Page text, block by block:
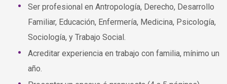
Ser profesional en Antropología, Derecho, Desarrollo
Familiar, Educación, Enfermería, Medicina, Psicología,
Sociología, y Trabajo Social.
Acreditar experiencia en trabajo con familia, mínimo un
año.